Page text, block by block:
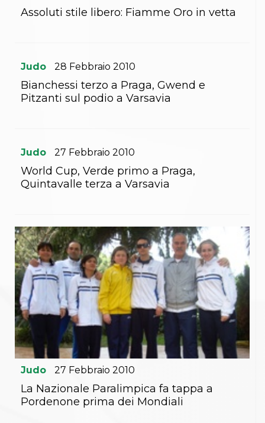
Assoluti stile libero: Fiamme Oro in vetta
Judo 28 Febbraio 2010
Bianchessi terzo a Praga, Gwend e
Pitzanti sul podio a Varsavia
Judo 27 Febbraio 2010
World Cup, Verde primo a Praga,
Quintavalle terza a Varsavia
Judo 27 Febbraio 2010
La Nazionale Paralimpica fa tappa a
Pordenone prima dei Mondiali